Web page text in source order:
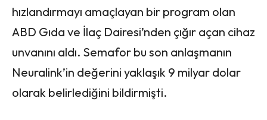
hızlandırmayı amaçlayan bir program olan
ABD Gıda ve İlaç Dairesi’nden çığır açan cihaz
unvanını aldı. Semafor bu son anlaşmanın
Neuralink’in değerini yaklaşık 9 milyar dolar
olarak belirlediğini bildirmişti.